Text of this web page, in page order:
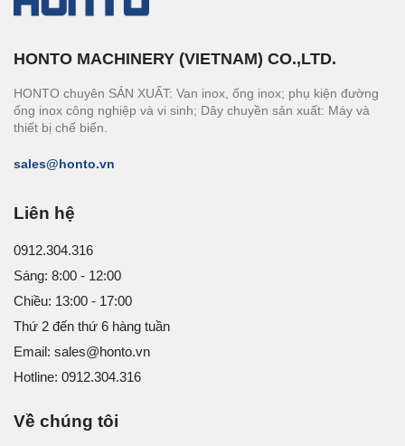
HONTO MACHINERY (VIETNAM) CO.,LTD.
HONTO chuyên SẢN XUẤT: Van inox, ống inox; phụ kiện đường
ống inox công nghiệp và vi sinh; Dây chuyền sản xuất: Máy và
thiết bị chế biến.
sales@honto.vn
Liên hệ
0912.304.316
Sáng: 8:00 - 12:00
Chiều: 13:00 - 17:00
Thứ 2 đến thứ 6 hàng tuần
Email: sales@honto.vn
Hotline: 0912.304.316
Về chúng tôi